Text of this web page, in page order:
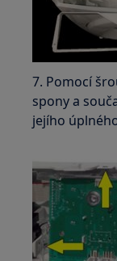
7. Pomocí
spony a
jejího